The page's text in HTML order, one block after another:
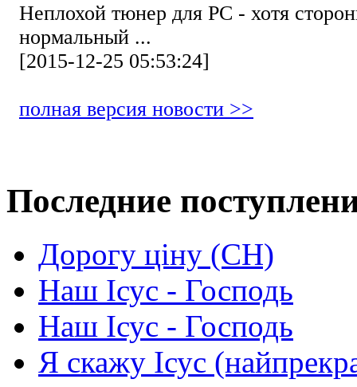
Неплохой тюнер для РС - хотя
нормальный ...
[2015-12-25 05:53:24]
полная версия новости >>
Последние
Дорогу ціну (СН)
Наш Ісус - Господь
Наш Ісус - Господь
Я скажу Ісус